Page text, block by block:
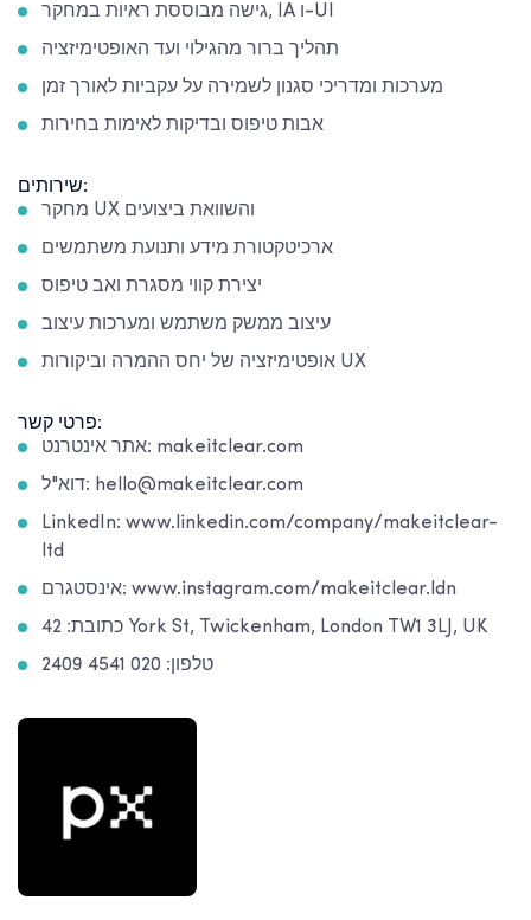
גישה מבוססת ראיות במחקר, IA ו-UI
תהליך ברור מהגילוי ועד האופטימיזציה
מערכות ומדריכי סגנון לשמירה על עקביות לאורך זמן
אבות טיפוס ובדיקות לאימות בחירות
שירותים:
מחקר UX והשוואת ביצועים
ארכיטקטורת מידע ותנועת משתמשים
יצירת קווי מסגרת ואב טיפוס
עיצוב ממשק משתמש ומערכות עיצוב
אופטימיזציה של יחס ההמרה וביקורות UX
פרטי קשר:
אתר אינטרנט: makeitclear.com
דוא"ל: hello@makeitclear.com
LinkedIn: www.linkedin.com/company/makeitclear-
ltd
אינסטגרם: www.instagram.com/makeitclear.ldn
כתובת: 42 York St, Twickenham, London TW1 3LJ, UK
טלפון: 020 4541 2409